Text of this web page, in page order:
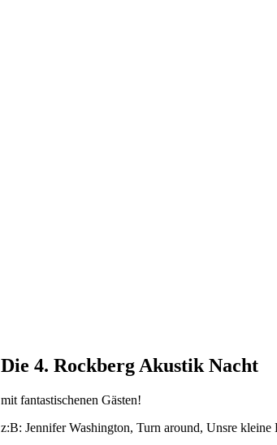
Die 4. Rockberg Akustik Nacht
mit fantastischenen Gästen!
z:B: Jennifer Washington, Turn around, Unsre kleine